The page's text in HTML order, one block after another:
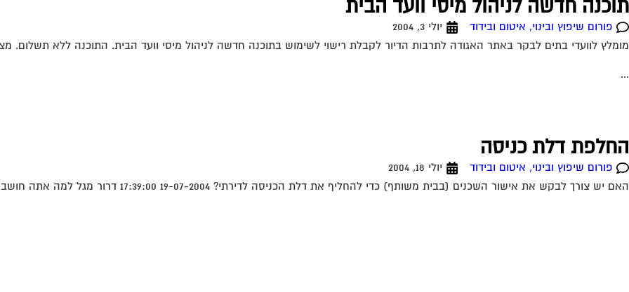
תוכנה חדשה לניהול מיסי וועד הבית
פורום שיפוץ ובינוי, איטום ובידוד
יולי 3, 2004
מומלץ לוועדי בתים לבקר באתר האגודה לתרבות הדיור לקבלת רישוי לשימוש בתוכנה חדשה לניהול מיסי וועד הבית. התוכנה ללא תשלום.
...
החלפת דלת כניסה
פורום שיפוץ ובינוי, איטום ובידוד
יולי 18, 2004
האם יש צורך לבקש את אישור השכנים (בבית משותף) כדי להחליף את דלת הכניסה לדירתי? 19-07-2004 17:39:00 דרור מגל למה אתה חושב שאתה צריך לשאול...